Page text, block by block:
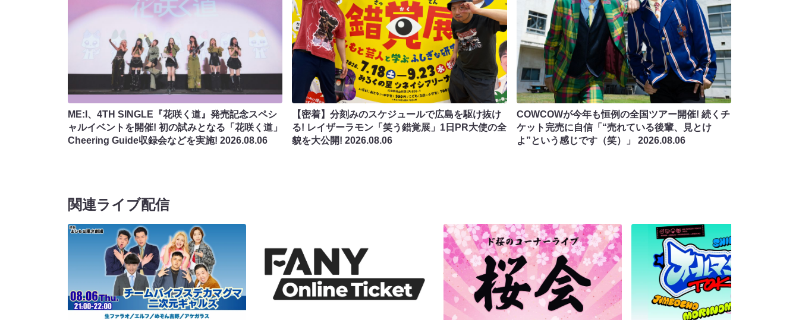
ME:I、4TH SINGLE『花咲く道』発売記念スペシ
ャルイベントを開催! 初の試みとなる「花咲く道」
Cheering Guide収録会などを実施! 2026.08.06
【密着】分刻みのスケジュールで広島を駆け抜け
る! レイザーラモン「笑う錯覚展」1日PR大使の全
貌を大公開!2026.08.06
COWCOWが今年も恒例の全国ツアー開催! 続くチ
ケット完売に自信「“売れている後輩、見とけ
よ”という感じです（笑）」 2026.08.06
関連ライブ配信